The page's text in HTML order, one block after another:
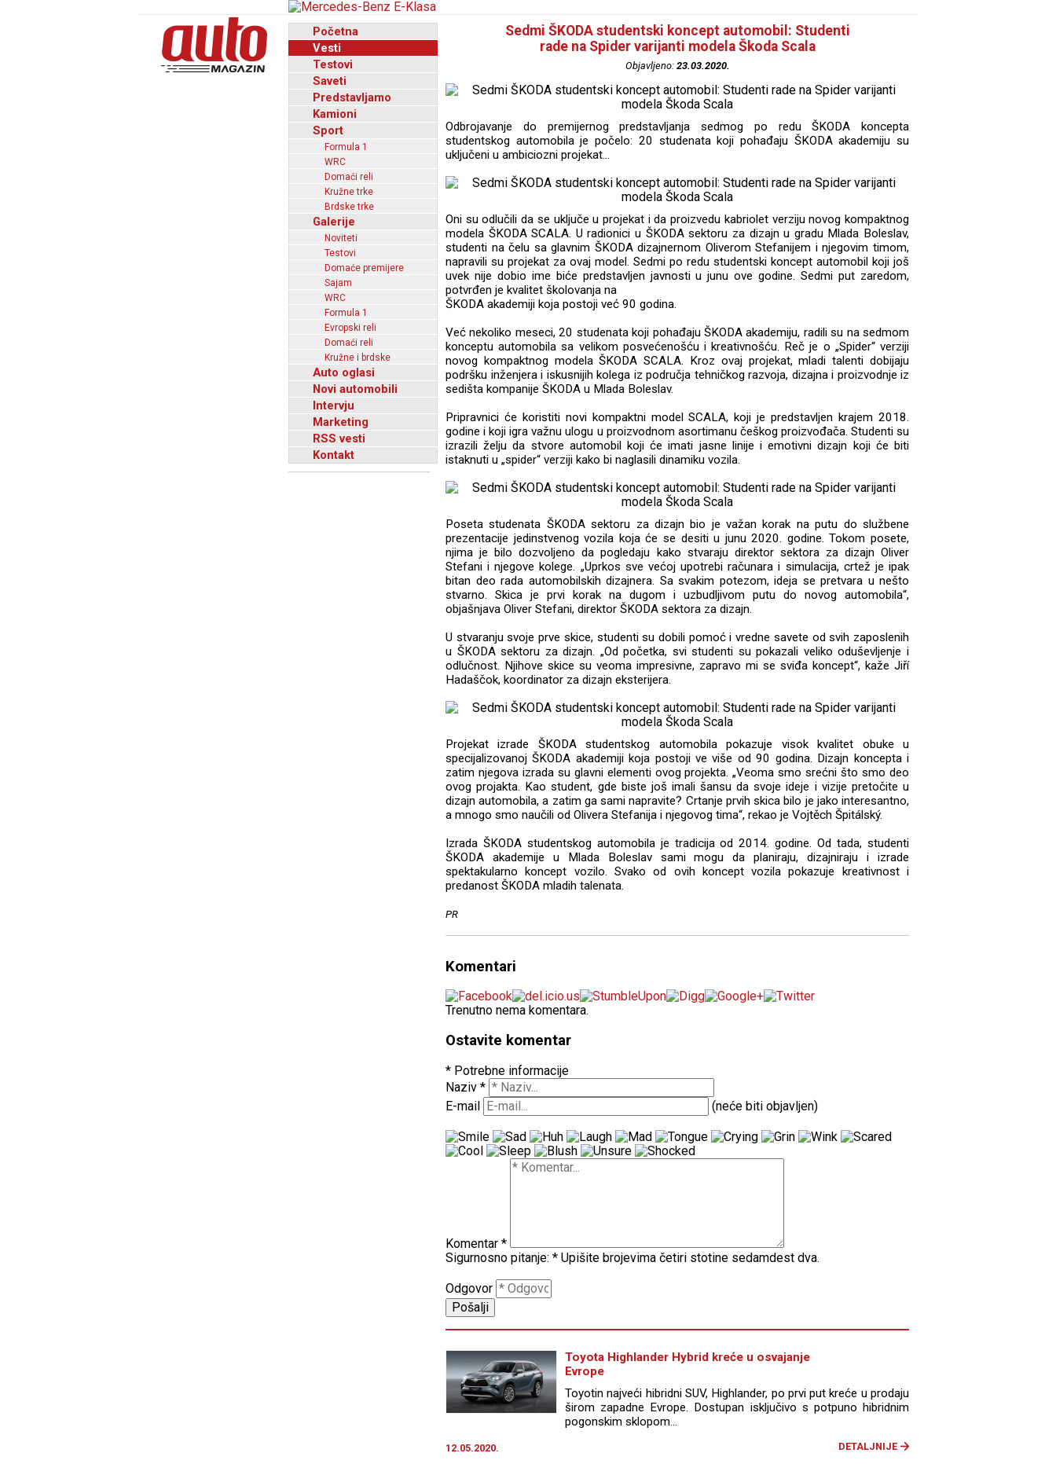
Početna
Vesti
Testovi
Saveti
Predstavljamo
Kamioni
Sport
Formula 1
WRC
Domaći reli
Kružne trke
Brdske trke
Galerije
Noviteti
Testovi
Domaće premijere
Sajam
WRC
Formula 1
Evropski reli
Domaći reli
Kružne i brdske
Auto oglasi
Novi automobili
Intervju
Marketing
RSS vesti
Kontakt
Sedmi ŠKODA studentski koncept automobil: Studenti
rade na Spider varijanti modela Škoda Scala
Objavljeno: 23.03.2020.
Odbrojavanje do premijernog predstavljanja sedmog po redu ŠKODA koncepta
studentskog automobila je počelo: 20 studenata koji pohađaju ŠKODA akademiju su
uključeni u ambiciozni projekat...
Oni su odlučili da se uključe u projekat i da proizvedu kabriolet verziju novog kompaktnog
modela ŠKODA SCALA. U radionici u ŠKODA sektoru za dizajn u gradu Mlada Boleslav,
studenti na čelu sa glavnim ŠKODA dizajnernom Oliverom Stefanijem i njegovim timom,
napravili su projekat za ovaj model. Sedmi po redu studentski koncept automobil koji još
uvek nije dobio ime biće predstavljen javnosti u junu ove godine. Sedmi put zaredom,
potvrđen je kvalitet školovanja na
ŠKODA akademiji koja postoji već 90 godina.
Već nekoliko meseci, 20 studenata koji pohađaju ŠKODA akademiju, radili su na sedmom
konceptu automobila sa velikom posvećenošću i kreativnošću. Reč je o „Spider“ verziji
novog kompaktnog modela ŠKODA SCALA. Kroz ovaj projekat, mladi talenti dobijaju
podršku inženjera i iskusnijih kolega iz područja tehničkog razvoja, dizajna i proizvodnje iz
sedišta kompanije ŠKODA u Mlada Boleslav.
Pripravnici će koristiti novi kompaktni model SCALA, koji je predstavljen krajem 2018.
godine i koji igra važnu ulogu u proizvodnom asortimanu češkog proizvođača. Studenti su
izrazili želju da stvore automobil koji će imati jasne linije i emotivni dizajn koji će biti
istaknuti u „spider“ verziji kako bi naglasili dinamiku vozila.
Poseta studenata ŠKODA sektoru za dizajn bio je važan korak na putu do službene
prezentacije jedinstvenog vozila koja će se desiti u junu 2020. godine. Tokom posete,
njima je bilo dozvoljeno da pogledaju kako stvaraju direktor sektora za dizajn Oliver
Stefani i njegove kolege. „Uprkos sve većoj upotrebi računara i simulacija, crtež je ipak
bitan deo rada automobilskih dizajnera. Sa svakim potezom, ideja se pretvara u nešto
stvarno. Skica je prvi korak na dugom i uzbudljivom putu do novog automobila“,
objašnjava Oliver Stefani, direktor ŠKODA sektora za dizajn.
U stvaranju svoje prve skice, studenti su dobili pomoć i vredne savete od svih zaposlenih
u ŠKODA sektoru za dizajn. „Od početka, svi studenti su pokazali veliko oduševljenje i
odlučnost. Njihove skice su veoma impresivne, zapravo mi se sviđa koncept“, kaže Jiří
Hadaščok, koordinator za dizajn eksterijera.
Projekat izrade ŠKODA studentskog automobila pokazuje visok kvalitet obuke u
specijalizovanoj ŠKODA akademiji koja postoji ve više od 90 godina. Dizajn koncepta i
zatim njegova izrada su glavni elementi ovog projekta. „Veoma smo srećni što smo deo
ovog projakta. Kao student, gde biste još imali šansu da svoje ideje i vizije pretočite u
dizajn automobila, a zatim ga sami napravite? Crtanje prvih skica bilo je jako interesantno,
a mnogo smo naučili od Olivera Stefanija i njegovog tima“, rekao je Vojtěch Špitálský.
Izrada ŠKODA studentskog automobila je tradicija od 2014. godine. Od tada, studenti
ŠKODA akademije u Mlada Boleslav sami mogu da planiraju, dizajniraju i izrade
spektakularno koncept vozilo. Svako od ovih koncept vozila pokazuje kreativnost i
predanost ŠKODA mladih talenata.
PR
Komentari
Trenutno nema komentara.
Ostavite komentar
* Potrebne informacije
Naziv *
E-mail
(neće biti objavljen)
Komentar *
Sigurnosno pitanje: * Upišite brojevima četiri stotine sedamdest dva.
Odgovor
Toyota Highlander Hybrid kreće u osvajanje
Evrope
Toyotin najveći hibridni SUV, Highlander, po prvi put kreće u prodaju
širom zapadne Evrope. Dostupan isključivo s potpuno hibridnim
pogonskim sklopom...
12.05.2020. DETALJNIJE